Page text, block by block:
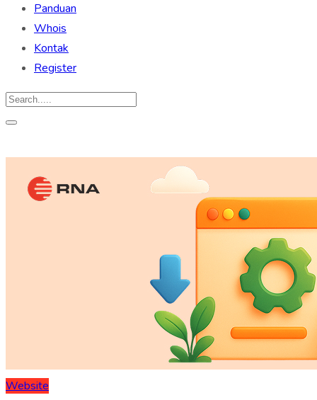
Panduan
Whois
Kontak
Register
Website